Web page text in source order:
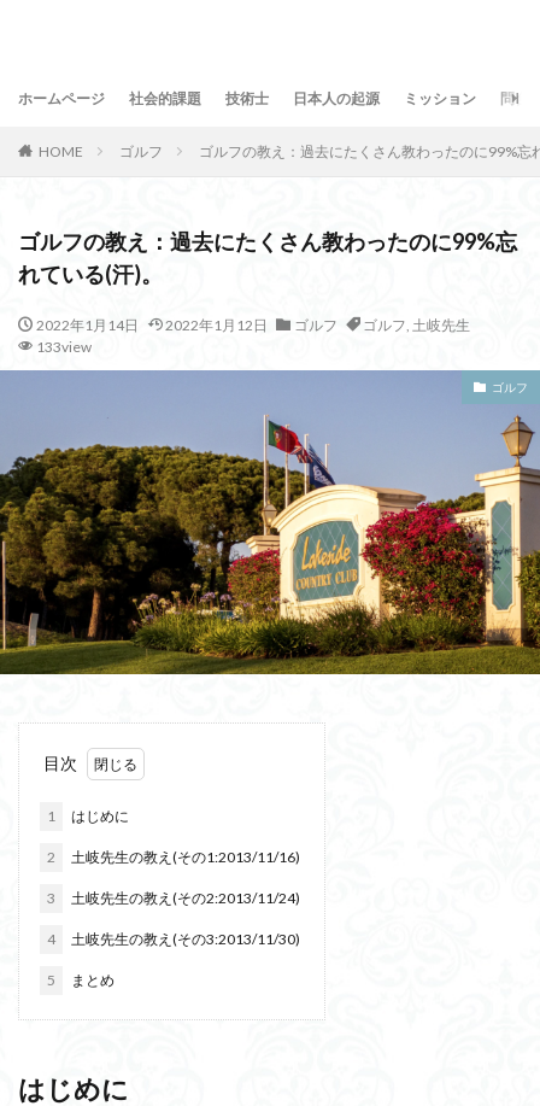
ホームページ 社会的課題 技術士 日本人の起源 ミッション 問合
HOME ゴルフ ゴルフの教え：過去にたくさん教わったのに99%忘
ゴルフの教え：過去にたくさん教わったのに99%忘
れている(汗)。
2022年1月14日 2022年1月12日 ゴルフ ゴルフ, 土岐先生
133view
ゴルフ
目次
1 はじめに
2 土岐先生の教え(その1:2013/11/16)
3 土岐先生の教え(その2:2013/11/24)
4 土岐先生の教え(その3:2013/11/30)
5 まとめ
はじめに